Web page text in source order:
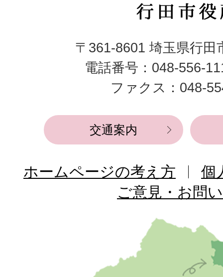
行
市
役
所
〒361-8601 埼玉県行田
電話番号：048-556-
ファクス：048-
交通案内
ホームページの考え方
個
ご意見・お問